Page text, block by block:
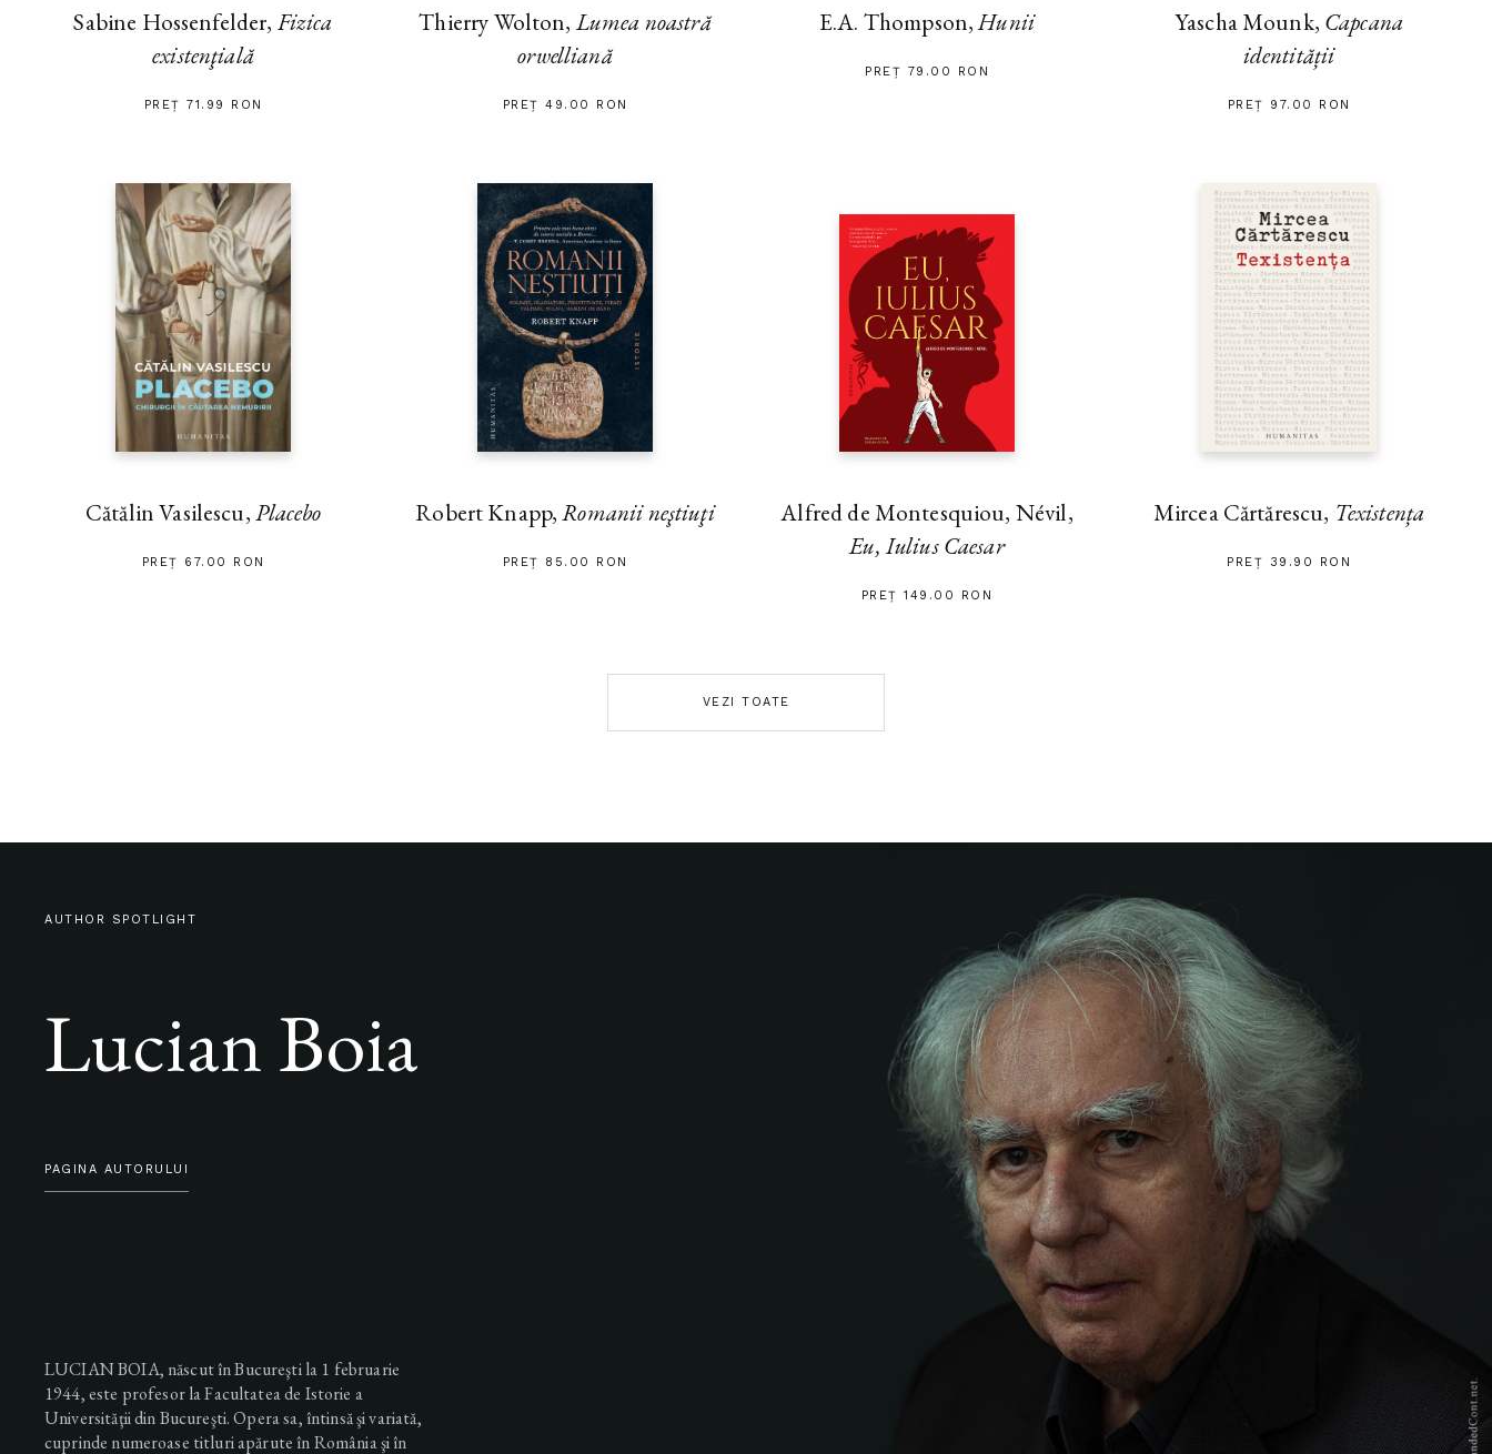
Sabine Hossenfelder, Fizica
existenţială
PREȚ 71.99 RON
Thierry Wolton,Lumea noastră
orwelliană
PREȚ 49.00 RON
E.A. Thompson,Hunii
PREȚ 79.00 RON
Yascha Mounk, Capcana
identității
PREȚ 97.00 RON
Cătălin Vasilescu,Placebo
PREȚ 67.00 RON
Robert Knapp,Romanii neştiuţi
PREȚ 85.00 RON
Alfred de Montesquiou, Névil,
Eu, Iulius Caesar
PREȚ 149.00 RON
Mircea Cărtărescu, Texistența
PREȚ 39.90 RON
VEZI TOATE
AUTHOR SPOTLIGHT
Lucian Boia
PAGINA AUTORULUI
LUCIAN BOIA, născut în Bucureşti la 1 februarie
1944, este profesor la Facultatea de Istorie a
Universităţii din Bucureşti. Opera sa, întinsă şi variată,
cuprinde numeroase titluri apărute în România şi în